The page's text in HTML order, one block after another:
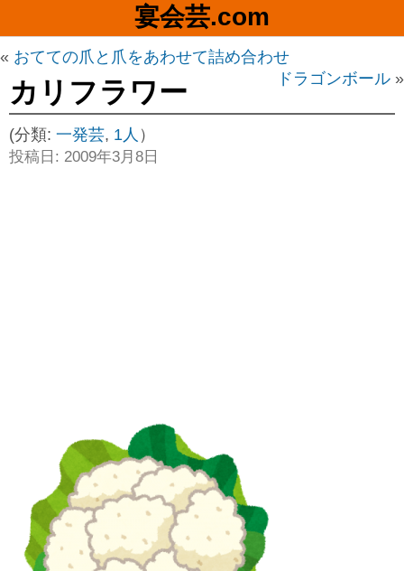
宴会芸.com
« おてての爪と爪をあわせて詰め合わせ
ドラゴンボール »
カリフラワー
(分類: 一発芸, 1人 ）
投稿日: 2009年3月8日